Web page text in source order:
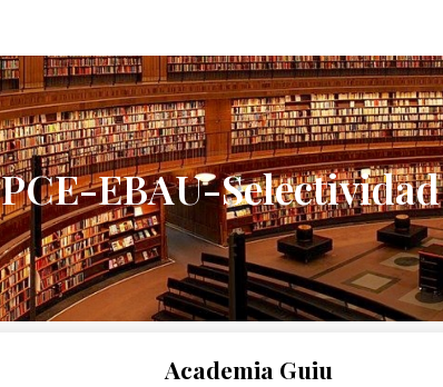
PCE-EBAU-Selectividad
Academia Guiu